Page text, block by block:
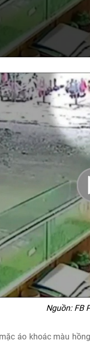
Nguồn: FB
áo khoác màu